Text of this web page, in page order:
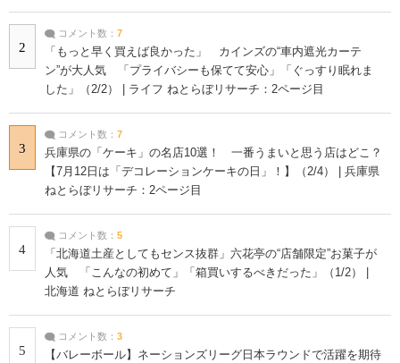
2
コメント数： 7
「もっと早く買えば良かった」 カインズの“車内遮光カーテ
ン”が大人気 「プライバシーも保てて安心」「ぐっすり眠れま
した」（2/2） | ライフ ねとらぼリサーチ：2ページ目
3
コメント数： 7
兵庫県の「ケーキ」の名店10選！ 一番うまいと思う店はどこ？
【7月12日は「デコレーションケーキの日」！】（2/4） | 兵庫県
ねとらぼリサーチ：2ページ目
4
コメント数： 5
「北海道土産としてもセンス抜群」六花亭の“店舗限定”お菓子が
人気 「こんなの初めて」「箱買いするべきだった」（1/2） |
北海道 ねとらぼリサーチ
5
コメント数： 3
【バレーボール】ネーションズリーグ日本ラウンドで活躍を期待